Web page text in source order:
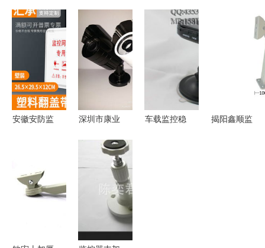
支架与可靠
电源，守护
每一刻安全
在易展安防
网
水摄像头的
案
安徽安防监
选择与应用
指南
深圳市康业
监控器支架
产品系列总
车载监控稳
揭阳鑫顺监